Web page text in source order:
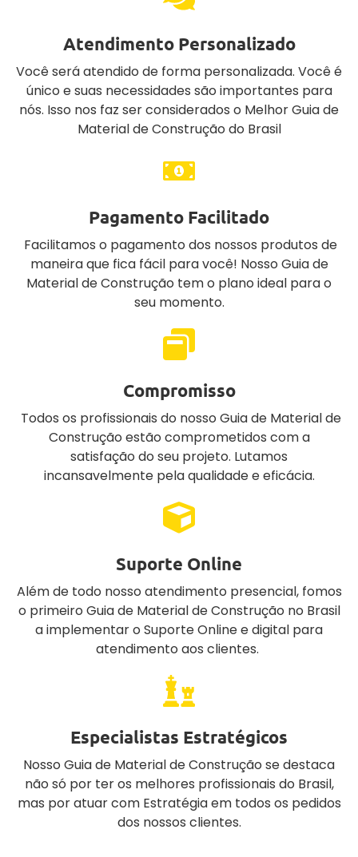
Atendimento Personalizado
Você será atendido de forma personalizada. Você é
único e suas necessidades são importantes para
nós. Isso nos faz ser considerados o Melhor Guia de
Material de Construção do Brasil
Pagamento Facilitado
Facilitamos o pagamento dos nossos produtos de
maneira que fica fácil para você! Nosso Guia de
Material de Construção tem o plano ideal para o
seu momento.
Compromisso
Todos os profissionais do nosso Guia de Material de
Construção estão comprometidos com a
satisfação do seu projeto. Lutamos
incansavelmente pela qualidade e eficácia.
Suporte Online
Além de todo nosso atendimento presencial, fomos
o primeiro Guia de Material de Construção no Brasil
a implementar o Suporte Online e digital para
atendimento aos clientes.
Especialistas Estratégicos
Nosso Guia de Material de Construção se destaca
não só por ter os melhores profissionais do Brasil,
mas por atuar com Estratégia em todos os pedidos
dos nossos clientes.